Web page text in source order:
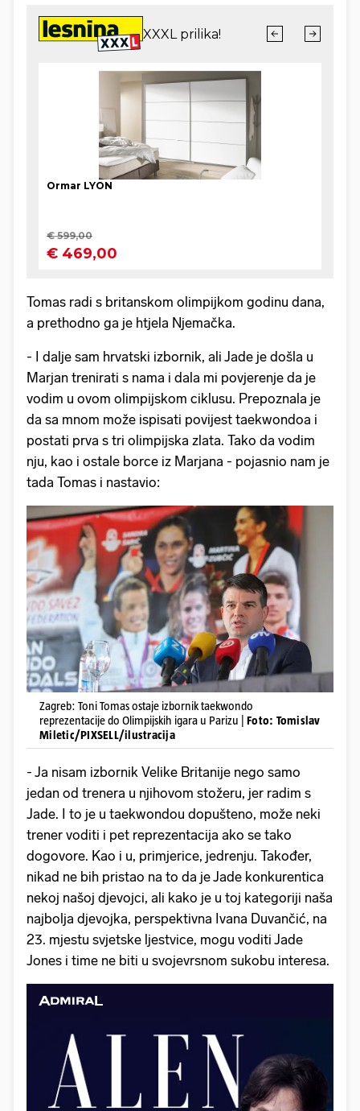
Tomas radi s britanskom olimpijkom godinu dana,
a prethodno ga je htjela Njemačka.
- I dalje sam hrvatski izbornik, ali Jade je došla u
Marjan trenirati s nama i dala mi povjerenje da je
vodim u ovom olimpijskom ciklusu. Prepoznala je
da sa mnom može ispisati povijest taekwondoa i
postati prva s tri olimpijska zlata. Tako da vodim
nju, kao i ostale borce iz Marjana - pojasnio nam je
tada Tomas i nastavio:
Zagreb: Toni Tomas ostaje izbornik taekwondo
reprezentacije do Olimpijskih igara u Parizu | Foto: Tomislav
Miletic/PIXSELL/ilustracija
- Ja nisam izbornik Velike Britanije nego samo
jedan od trenera u njihovom stožeru, jer radim s
Jade. I to je u taekwondou dopušteno, može neki
trener voditi i pet reprezentacija ako se tako
dogovore. Kao i u, primjerice, jedrenju. Također,
nikad ne bih pristao na to da je Jade konkurentica
nekoj našoj djevojci, ali kako je u toj kategoriji naša
najbolja djevojka, perspektivna Ivana Duvančić, na
23. mjestu svjetske ljestvice, mogu voditi Jade
Jones i time ne biti u svojevrsnom sukobu interesa.